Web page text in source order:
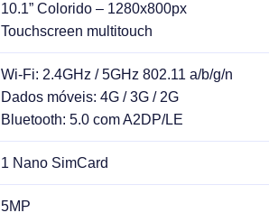
10.1” Colorido – 1280x800px
Touchscreen multitouch
Wi-Fi: 2.4GHz / 5GHz 802.11 a/b/g/n
Dados móveis: 4G / 3G / 2G
Bluetooth: 5.0 com A2DP/LE
1 Nano SimCard
5MP